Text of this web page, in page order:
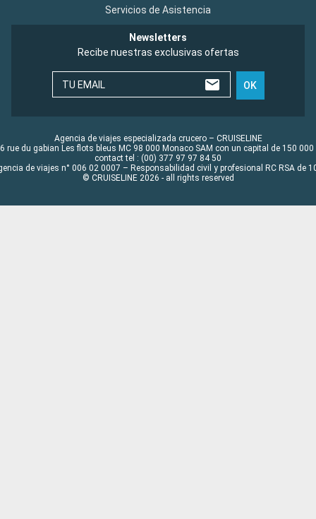
Servicios de Asistencia
Newsletters
Recibe nuestras exclusivas ofertas
TU EMAIL OK
Agencia de viajes especializada crucero – CRUISELINE
rue du gabian Les flots bleus MC 98 000 Monaco SAM con un capital de 150 000
contact tel : (00) 377 97 97 84 50
de viajes n° 006 02 0007 – Responsabilidad civil y profesional RC RSA de
© CRUISELINE 2026 - all rights reserved